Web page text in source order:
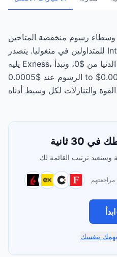
بمقارنة أفضل 4 من وسطاء رسوم منخفضة المتاحين
للمتداولين في منغوليا. يتصدر Interactive Brokers الترتيب،
يليه Exness، بتقييم 4.8/5. تبدأ الودائع الدنيا من $0، وتبدأ
الرسوم عند $0.0005 to $0.0035 per share. قارن بين
ثانية
ابدأ
يهمك بنفسك